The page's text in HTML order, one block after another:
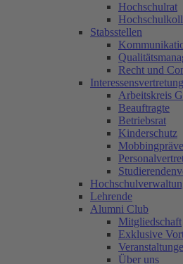
Hochschulrat
Stabsstellen
Recht und
Arbeitskreis
Beauftragte
Betriebsrat
Kinderschutz
Lehrende
Alumni Club
Mitgliedschaft
Exklusive
Über uns